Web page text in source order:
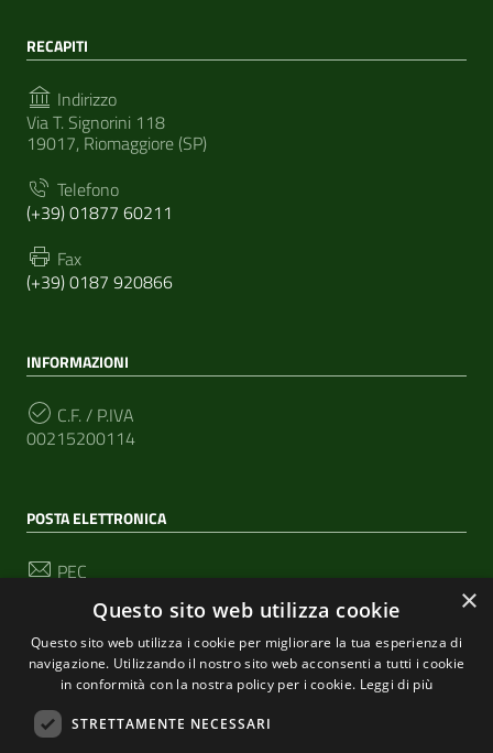
RECAPITI
Indirizzo
Via T. Signorini 118
19017, Riomaggiore (SP)
Telefono
(+39) 01877 60211
Fax
(+39) 0187 920866
INFORMAZIONI
C.F. / P.IVA
00215200114
POSTA ELETTRONICA
PEC
Email
urp@comune.riomaggiore.sp.it
SEGUICI SU
×
Questo sito web utilizza cookie
Questo sito web utilizza i cookie per migliorare la tua esperienza di
navigazione. Utilizzando il nostro sito web acconsenti a tutti i cookie
in conformità con la nostra policy per i cookie. Leggi di più
STRETTAMENTE NECESSARI